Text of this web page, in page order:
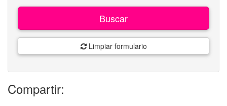
Buscar
Limpiar formulario
Compartir: